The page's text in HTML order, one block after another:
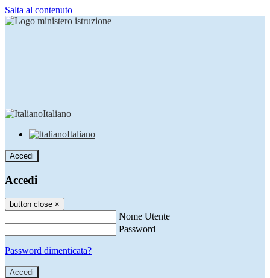
Salta al contenuto
Italiano
Italiano
Accedi
Accedi
button close ×
Nome Utente
Password
Password dimenticata?